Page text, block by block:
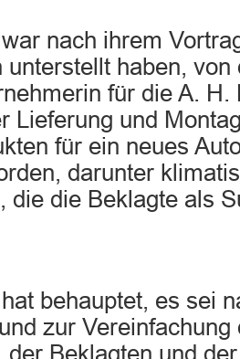
nach ihrem
unterstellt haben, von
für die A.
Lieferung und
für ein neues
darunter
die die Beklagte als
behauptet, es sei
zur Vereinfachung
der Beklagten und der